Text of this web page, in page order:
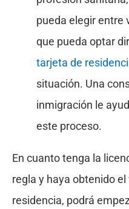
pueda elegir entre
que pueda optar
tarjeta de
situación. Una
inmigración le
este proceso.
En cuanto tenga la
regla y haya obtenido
residencia, podrá